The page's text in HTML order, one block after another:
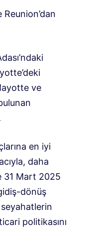
ve
en iyi
daha
31 Mart 2025
dönüş
politikasını